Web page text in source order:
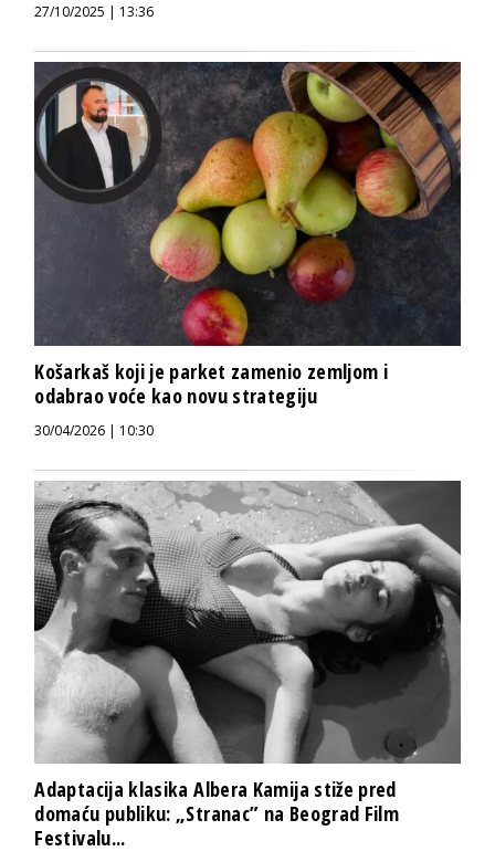
27/10/2025 | 13:36
Košarkaš koji je parket zamenio zemljom i
odabrao voće kao novu strategiju
30/04/2026 | 10:30
Adaptacija klasika Albera Kamija stiže pred
domaću publiku: „Stranac” na Beograd Film
Festivalu...